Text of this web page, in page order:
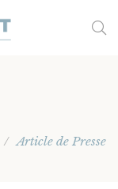
/ Article de Presse